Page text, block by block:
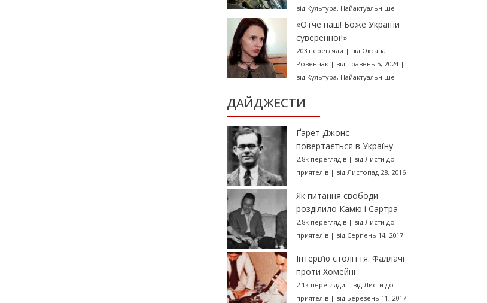
від Культура, Найактуальніше
«Отче наш! Боже України
суверенної!»
203 перегляди | від Оксана
Ровенчак| від Травень 5, 2024|
від Культура, Найактуальніше
ДАЙДЖЕСТИ
Ґарет Джонс
повертається в Україну
2.8k переглядів| від Листи до
приятелів| від Листопад 28, 2016
Як питання свободи
розділило Камю і Сартра
2.8k переглядів| від Листи до
приятелів| від Серпень 14, 2017
Інтерв’ю століття. Фаллачі
проти Хомейні
2.1k перегляди | від Листи до
приятелів| від Березень 11, 2017